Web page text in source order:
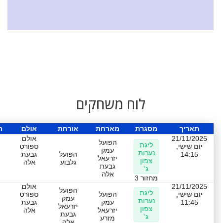
לוח משחקים
תאריך מסגרת מארחת אורחת אולם
21/11/2025
יום שישי,
14:15
ליגת
נערות
צפון
ג'
מחזור 3
הפועל
עמק
יזרעאל
גבעת
אלה
הפועל
גלבוע
אולם
ספורט
גבעת
אלה
21/11/2025
יום שישי,
11:45
ליגת
נערות
צפון
ג'
הפועל
עמק
יזרעאל
מזרע
הפועל
עמק
יזרעאל
גבעת
אולם
ספורט
גבעת
אלה